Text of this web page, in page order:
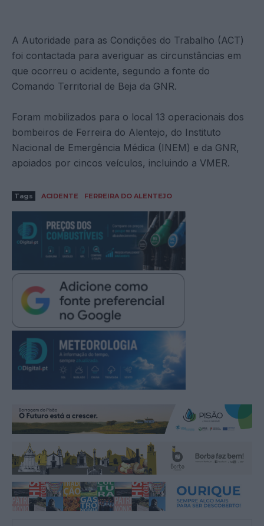
A Autoridade para as Condições do Trabalho (ACT)
foi contactada para averiguar as circunstâncias em
que ocorreu o acidente, segundo a fonte do
Comando Territorial de Beja da GNR.
Foram mobilizados para o local 13 operacionais dos
bombeiros de Ferreira do Alentejo, do Instituto
Nacional de Emergência Médica (INEM) e da GNR,
apoiados por cincos veículos, incluindo a VMER.
Tags ACIDENTE FERREIRA DO ALENTEJO